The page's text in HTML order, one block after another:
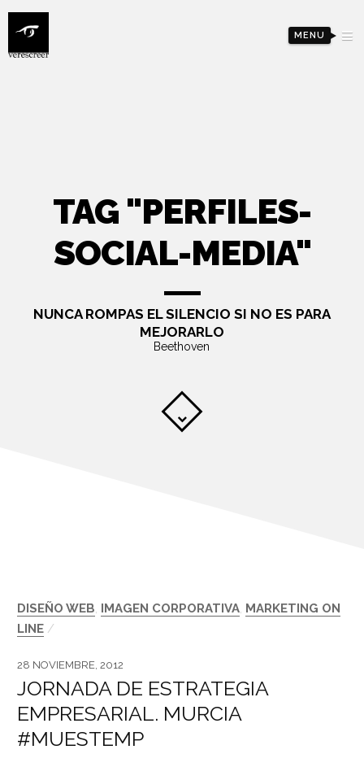
MENU
TAG "PERFILES-
SOCIAL-MEDIA"
NUNCA ROMPAS EL SILENCIO SI NO ES PARA
MEJORARLO
Beethoven
DISEÑO WEB, IMAGEN CORPORATIVA, MARKETING ON
LINE/
28 NOVIEMBRE, 2012
JORNADA DE ESTRATEGIA
EMPRESARIAL. MURCIA
#MUESTEMP